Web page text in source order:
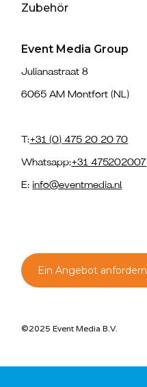
Zubehör
Event Media Group
Julianastraat 8
6065 AM Montfort (NL)
T:+31 (0) 475 20 20 70
Whatsapp:+31 475202007
E: info@eventmedia.nl
Ein Angebot anfordern
©2025 Event Media B.V.